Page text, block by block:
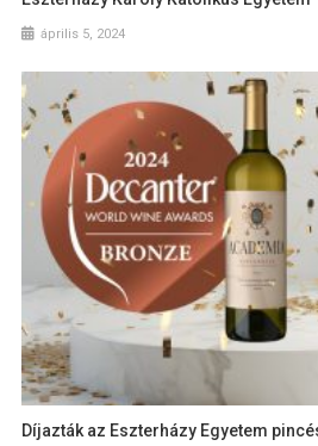
április 5, 2024
Díjazták az Eszterházy Egyetem